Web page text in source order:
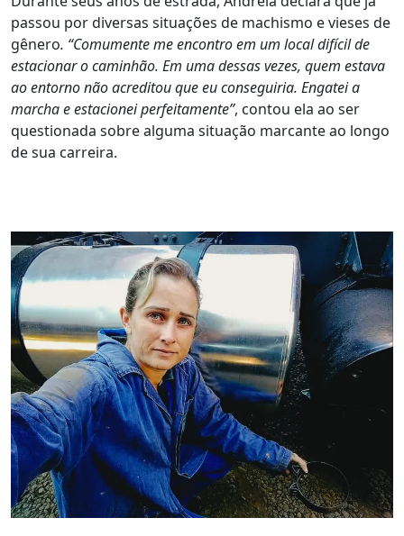
passou por diversas situações de machismo e vieses de
gênero. “Comumente me encontro em um local difícil de
estacionar o caminhão. Em uma dessas vezes, quem estava
ao entorno não acreditou que eu conseguiria. Engatei a
marcha e estacionei perfeitamente”, contou ela ao ser
questionada sobre alguma situação marcante ao longo
de sua carreira.